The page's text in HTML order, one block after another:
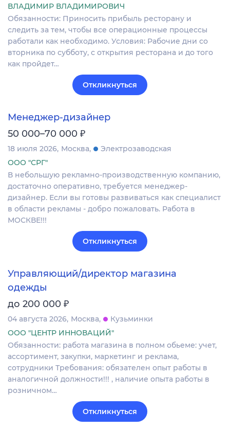
ВЛАДИМИР ВЛАДИМИРОВИЧ
Обязанности: Приносить прибыль ресторану и
следить за тем, чтобы все операционные процессы
работали как необходимо. Условия: Рабочие дни со
вторника по субботу, с открытия ресторана и до того
как пройдет…
Откликнуться
Менеджер-дизайнер
50 000–70 000 ₽
18 июля 2026 Москва
Электрозаводская
ООО "СРГ"
В небольшую рекламно-производственную компанию,
достаточно оперативно, требуется менеджер-
дизайнер. Если вы готовы развиваться как специалист
в области рекламы - добро пожаловать. Работа в
МОСКВЕ!!!
Откликнуться
Управляющий/директор магазина
одежды
до 200 000 ₽
04 августа 2026 Москва
Кузьминки
ООО "ЦЕНТР ИННОВАЦИЙ"
Обязанности: работа магазина в полном обьеме: учет,
ассортимент, закупки, маркетинг и реклама,
сотрудники Требования: обязателен опыт работы в
аналогичной должности!!! , наличие опыта работы в
розничном…
Откликнуться